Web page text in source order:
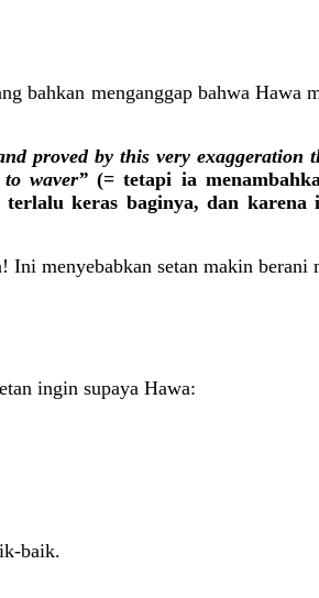
bahkan menganggap bahwa Hawa
proved by this very
waver”(= tetapi ia
keras baginya, dan
menyebabkan setan makin berani
ingin supaya Hawa:
baik.